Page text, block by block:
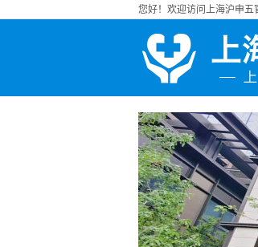
您好！欢迎访问上海沪申五